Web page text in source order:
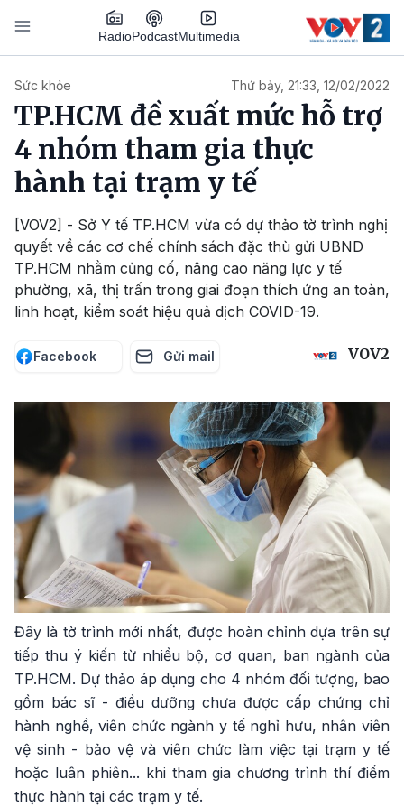
Nhảy đến nội dung
RadioPodcastMultimedia
Sức khỏe Thứ bảy, 21:33, 12/02/2022
TP.HCM đề xuất mức hỗ trợ
4 nhóm tham gia thực
hành tại trạm y tế
[VOV2] - Sở Y tế TP.HCM vừa có dự thảo tờ trình nghị
quyết về các cơ chế chính sách đặc thù gửi UBND
TP.HCM nhằm củng cố, nâng cao năng lực y tế
phường, xã, thị trấn trong giai đoạn thích ứng an toàn,
linh hoạt, kiểm soát hiệu quả dịch COVID-19.
Facebook Gửi mail VOV2
Đây là tờ trình mới nhất, được hoàn chỉnh dựa trên sự
tiếp thu ý kiến từ nhiều bộ, cơ quan, ban ngành của
TP.HCM. Dự thảo áp dụng cho 4 nhóm đối tượng, bao
gồm bác sĩ - điều dưỡng chưa được cấp chứng chỉ
hành nghề, viên chức ngành y tế nghỉ hưu, nhân viên
vệ sinh - bảo vệ và viên chức làm việc tại trạm y tế
hoặc luân phiên... khi tham gia chương trình thí điểm
thực hành tại các trạm y tế.